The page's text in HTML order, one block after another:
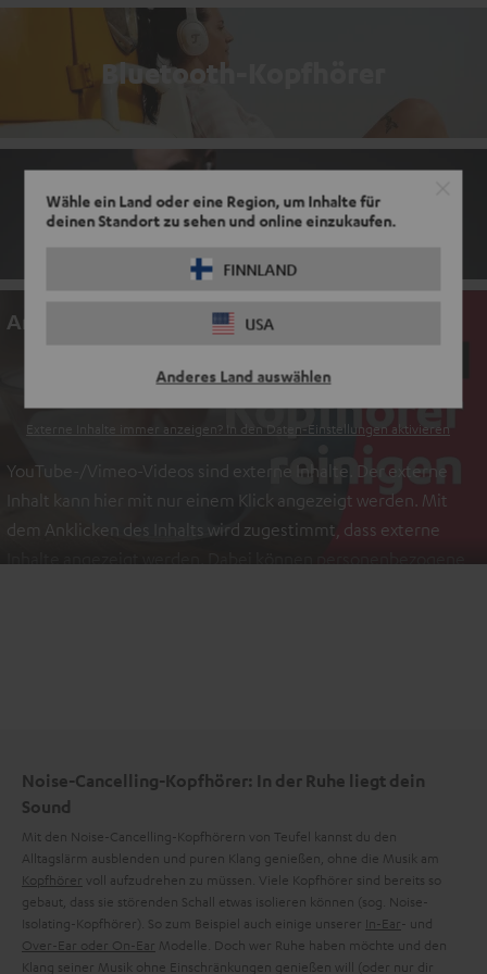
Wähle ein Land oder eine Region, um Inhalte für
deinen Standort zu sehen und online einzukaufen.
FINNLAND
USA
Anderes Land auswählen
Bluetooth-Kopfhörer
True Wireless
An dieser Stelle befindet sich ein Video
EINMALIG ZUSTIMMEN UND ANZEIGEN
Externe Inhalte immer anzeigen? In den Daten‑Einstellungen aktivieren
YouTube-/Vimeo-Videos sind externe Inhalte. Der externe
Inhalt kann hier mit nur einem Klick angezeigt werden. Mit
dem Anklicken des Inhalts wird zugestimmt, dass externe
Inhalte angezeigt werden. Dabei können personenbezogene
Noise-Cancelling-Kopfhörer: In der Ruhe liegt dein
Sound
Mit den Noise-Cancelling-Kopfhörern von Teufel kannst du den
Alltagslärm ausblenden und puren Klang genießen, ohne die Musik am
Kopfhörer voll aufzudrehen zu müssen. Viele Kopfhörer sind bereits so
gebaut, dass sie störenden Schall etwas isolieren können (sog. Noise-
Isolating-Kopfhörer). So zum Beispiel auch einige unserer In-Ear- und
Over-Ear oder On-Ear Modelle. Doch wer Ruhe haben möchte und den
Klang seiner Musik ohne Einschränkungen genießen will (oder nur dir